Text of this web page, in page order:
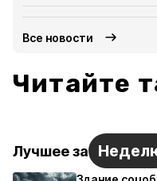
Все новости
Читайте
Лучшее за